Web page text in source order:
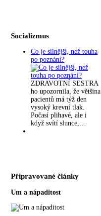
Socializmus
Co je silnější, než touha
po poznání?
ZDRAVOTNÍ SESTRA
ho upozornila, že většina
pacientů má týž den
vysoký krevní tlak.
Počasí plihavé, ale i
když svítí slunce,…
Připravované články
Um a nápaditost